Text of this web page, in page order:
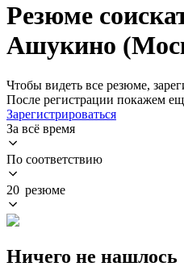
Резюме
Ашукино
Чтобы видеть все резюме,
После регистрации покажем
Зарегистрироваться
За всё время
По соответствию
20 резюме
Ничего не нашлось